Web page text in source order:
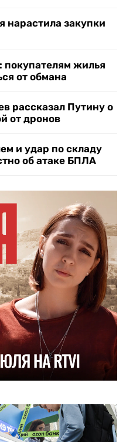
нарастила закупки
покупателям жилья
от обмана
рассказал Путину о
от дронов
и удар по складу
об атаке БПЛА